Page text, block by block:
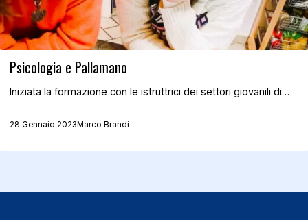
Psicologia e Pallamano
Iniziata la formazione con le istruttrici dei settori giovanili di…
28 Gennaio 2023 Marco Brandi